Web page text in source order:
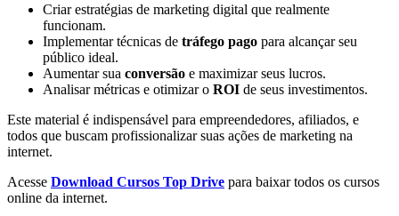
Criar estratégias de marketing digital que realmente
funcionam.
Implementar técnicas de tráfego pago para alcançar seu
público ideal.
Aumentar sua conversão e maximizar seus lucros.
Analisar métricas e otimizar o ROI de seus investimentos.
Este material é indispensável para empreendedores, afiliados, e
todos que buscam profissionalizar suas ações de marketing na
internet.
Acesse Download Cursos Top Drive para baixar todos os cursos
online da internet.